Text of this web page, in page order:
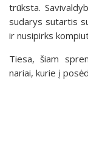
trūksta.
sudarys sutartis
ir nusipirks
Tiesa, šiam
nariai, kurie į